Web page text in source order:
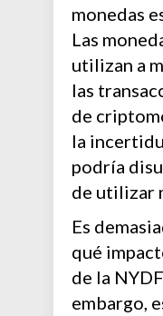
monedas
Las
utilizan a
las
de
la
podría
de utilizar
Es
qué
de la
embargo,